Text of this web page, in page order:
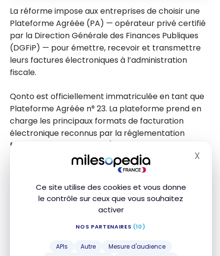
Ce site utilise des cookies et vous donne
le contrôle sur ceux que vous souhaitez
activer
NOS PARTENAIRES (10)
APIs Autre
Mesure d'audience
X
La réforme impose aux entreprises de choisir une
Plateforme Agréée (PA) — opérateur privé certifié
par la Direction Générale des Finances Publiques
(DGFiP) — pour émettre, recevoir et transmettre
leurs factures électroniques à l’administration
fiscale.
Qonto est officiellement immatriculée en tant que
Plateforme Agréée n° 23. La plateforme prend en
charge les principaux formats de facturation
électronique reconnus par la réglementation
française et européenne (notamment Factur-X, CII
ou UBL) et assure la compatibilité avec l’ensemble
des autres plateformes agréées du marché. La
facturation électronique est incluse sans surcoût
dans tous les forfaits et peut être activée
directement depuis le compte. L’e-reporting, c’est-
transaction à l’administration fiscale, est
également pris en charge par la plateforme.